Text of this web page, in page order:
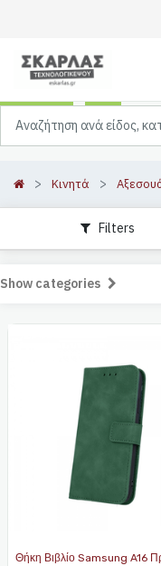
Κινητά
Filters
Show categories
Θήκη Βιβλίο Samsung A16